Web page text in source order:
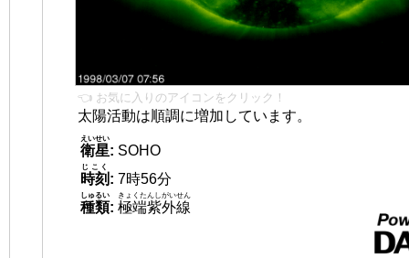
👈 お気に入りのアイコンをクリック！
太陽活動は順調に増加しています。
衛星
えいせい
: SOHO
時刻
じこく
: 7時56分
種類
しゅるい
: 極端紫外線
きょくたんしがいせん